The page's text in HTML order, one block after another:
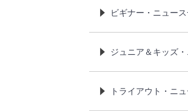
ビギナー・ニュー
ジュニア＆キッズ
トライアウト・ニ